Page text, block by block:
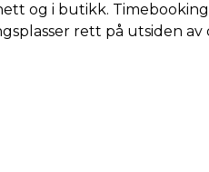
og i butikk.
rett på utsiden